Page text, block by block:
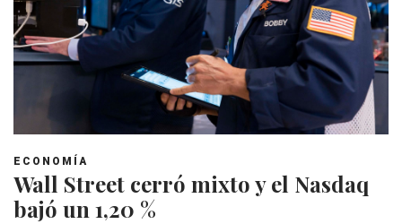
ECONOMÍA
Wall Street cerró mixto y el Nasdaq
bajó un 1,20 %